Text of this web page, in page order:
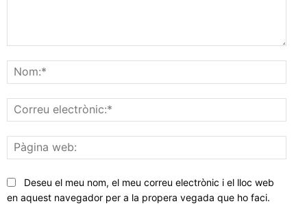
web:
Deseu el meu nom, el meu correu electrònic i el lloc web
en aquest navegador per a la propera vegada que ho faci.